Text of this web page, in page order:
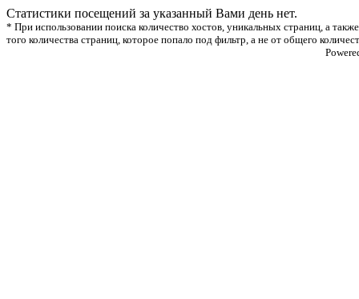
Статистики посещений за указанный Вами день нет.
* При использовании поиска количество хостов, уникальных страниц, а
того количества страниц, которое попало под фильтр, а не от общего